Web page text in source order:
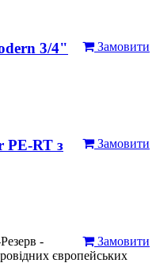
Замовити
3/4"
Замовити
PE-RT з
Замовити
-
європейських